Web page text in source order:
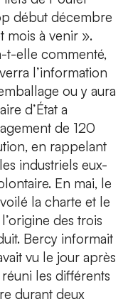
début décembre
mois à venir ».
t-elle commenté,
l’information
ou y aura
d’État a
de 120
en rappelant
industriels eux-
En mai, le
la charte et le
des trois
Bercy informait
vu le jour après
les différents
durant deux